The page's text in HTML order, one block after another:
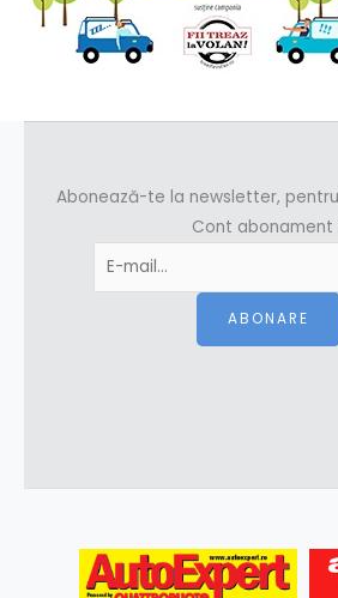
Abonează-te la newsletter,
Cont abonament
ABONARE